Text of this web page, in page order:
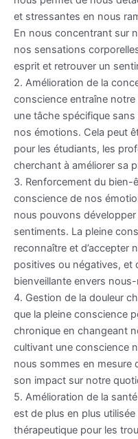
et stressantes en nous
En nous concentrant sur
nos sensations
esprit et retrouver un
2. Amélioration de la
conscience entraîne
une tâche spécifique
nos émotions. Cela peut
pour les étudiants, les
cherchant à améliorer sa
3. Renforcement du bien-
conscience de nos
nous pouvons
sentiments. La pleine
reconnaître et d’accepter
positives ou négatives, et
bienveillante envers
4. Gestion de la douleur
que la pleine conscience
chronique en changeant
cultivant une conscience
nous sommes en mesure
son impact sur notre
5. Amélioration de la
est de plus en plus
thérapeutique pour les